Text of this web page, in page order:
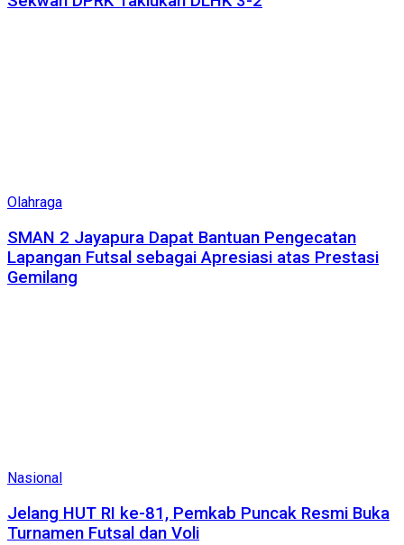
Olahraga
SMAN 2 Jayapura Dapat Bantuan Pengecatan
Lapangan Futsal sebagai Apresiasi atas Prestasi
Gemilang
Nasional
Jelang HUT RI ke-81, Pemkab Puncak Resmi Buka
Turnamen Futsal dan Voli